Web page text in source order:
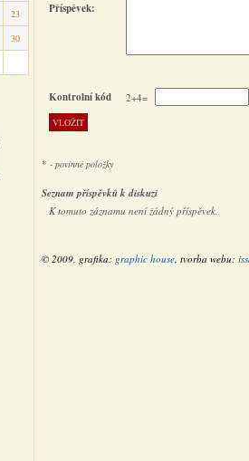
23
30
Příspěvek:
Kontrolní kód 2+4=
* - povinné položky
Seznam příspěvků k diskuzi
K tomuto záznamu není žádný příspěvek.
© 2009, grafika: graphic house, tvorba webu: